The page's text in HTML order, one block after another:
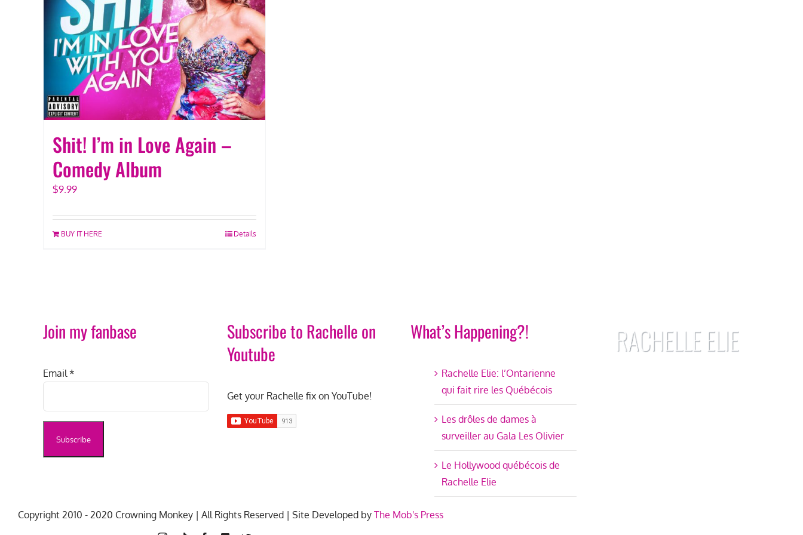
Shit! I’m in Love Again –
Comedy Album
$9.99
BUY IT HERE Details
Join my fanbase
Email *
Subscribe to Rachelle on
Youtube
Get your Rachelle fix on YouTube!
What’s Happening?!
Rachelle Elie: l’Ontarienne
qui fait rire les Québécois
Les drôles de dames à
surveiller au Gala Les Olivier
Le Hollywood québécois de
Rachelle Elie
Copyright 2010 - 2020 Crowning Monkey | All Rights Reserved | Site Developed by The Mob's Press